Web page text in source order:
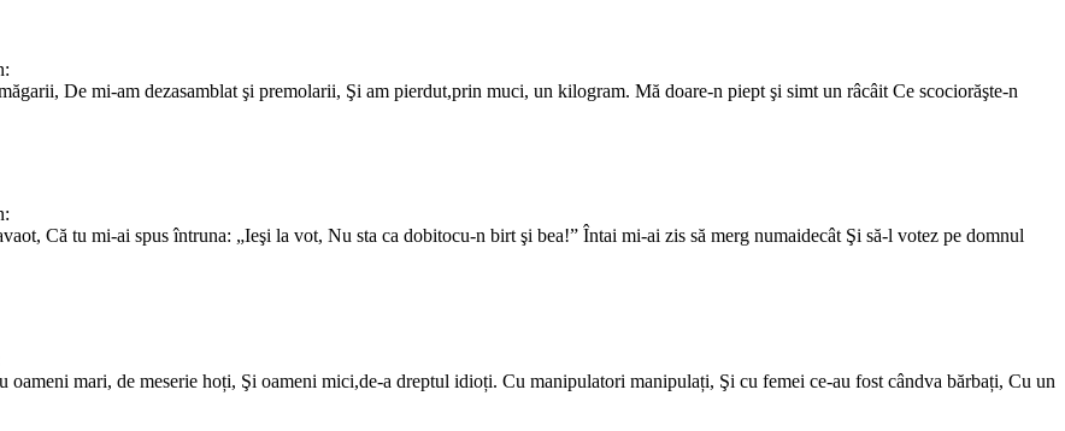
De mi-am dezasamblat şi premolarii, Şi am pierdut,prin muci, un kilogram. Mă doare-n piept şi simt un râcâit Ce scociorăşte-n
Că tu mi-ai spus întruna: „Ieşi la vot, Nu sta ca dobitocu-n birt şi bea!” Întai mi-ai zis să merg numaidecât Şi să-l votez pe domnul
oameni mari, de meserie hoți, Şi oameni mici,de-a dreptul idioți. Cu manipulatori manipulați, Şi cu femei ce-au fost cândva bărbați, Cu un